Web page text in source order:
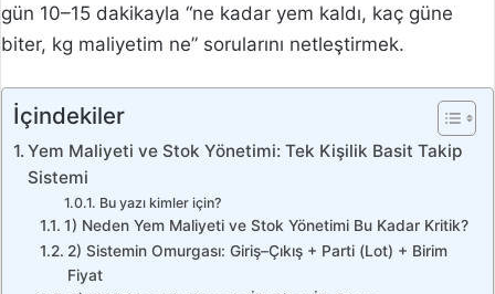
gün 10–15 dakikayla “ne kadar yem kaldı, kaç güne
biter, kg maliyetim ne” sorularını netleştirmek.
İçindekiler
Yem Maliyeti ve Stok Yönetimi: Tek Kişilik Basit Takip
Sistemi
Bu yazı kimler için?
1) Neden Yem Maliyeti ve Stok Yönetimi Bu Kadar Kritik?
2) Sistemin Omurgası: Giriş–Çıkış + Parti (Lot) + Birim
Fiyat